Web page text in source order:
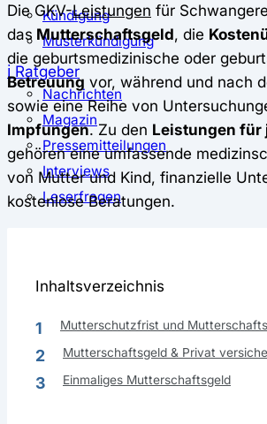
Kündigung
Musterkündigung
ℹ Ratgeber
Nachrichten
Magazin
Pressemitteilungen
Interviews
Leserfragen
Die GKV-Leistungen für
das Mutterschaftsgeld, die
die geburtsmedizinische oder
Betreuung vor, während und nach
sowie eine Reihe von
Impfungen. Zu den Leistungen für
gehören eine umfassende
von Mutter und Kind, finanzielle
kostenlose Beratungen.
Inhaltsverzeichnis
1 Mutterschutzfrist und
2 Mutterschaftsgeld & Privat
3 Einmaliges Mutterschaftsgeld